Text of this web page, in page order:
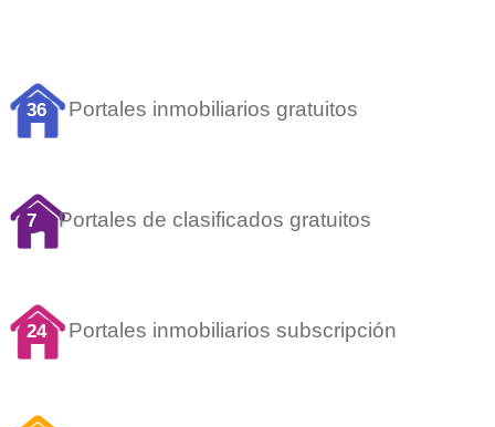
36 Portales inmobiliarios gratuitos
7 Portales de clasificados gratuitos
24 Portales inmobiliarios subscripción